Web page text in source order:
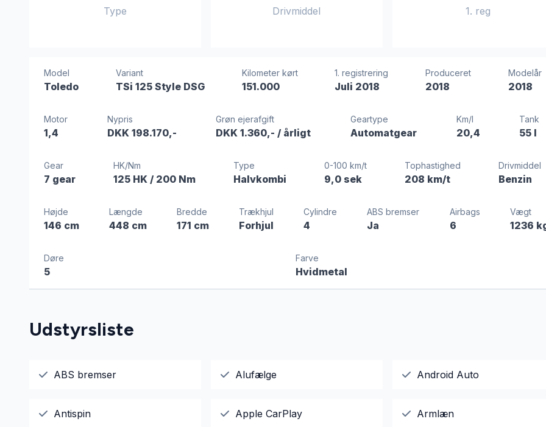
Type Drivmiddel 1. reg
Model
Toledo
Variant
TSi 125 Style DSG
Kilometer kørt
151.000
1. registrering
Juli 2018
Produceret
2018
Modelår
2018
Motor
1,4
Nypris
DKK 198.170,-
Grøn ejerafgift
DKK 1.360,-/ årligt
Geartype
Automatgear
Km/l
20,4
Tank
55 l
Gear
7 gear
HK/Nm
125 HK / 200 Nm
Type
Halvkombi
0-100 km/t
9,0 sek
Tophastighed
208 km/t
Drivmiddel
Benzin
Højde
146 cm
Længde
448 cm
Bredde
171 cm
Trækhjul
Forhjul
Cylindre
4
ABS bremser
Ja
Airbags
6
Vægt
1236
Døre
5
Farve
Hvidmetal
Udstyrsliste
ABS bremser Alufælge Android Auto
Antispin Apple CarPlay Armlæn